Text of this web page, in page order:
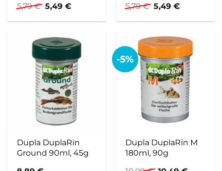
5,79€ Ursprünglicher
Preis
war:
5,49€Aktueller
ist:
5,79€ Ursprünglicher
Preis
war:
5,49€Aktueller
ist:
Dupla DuplaRin
Ground 90ml, 45g
-5%
Dupla DuplaRin M
180ml, 90g